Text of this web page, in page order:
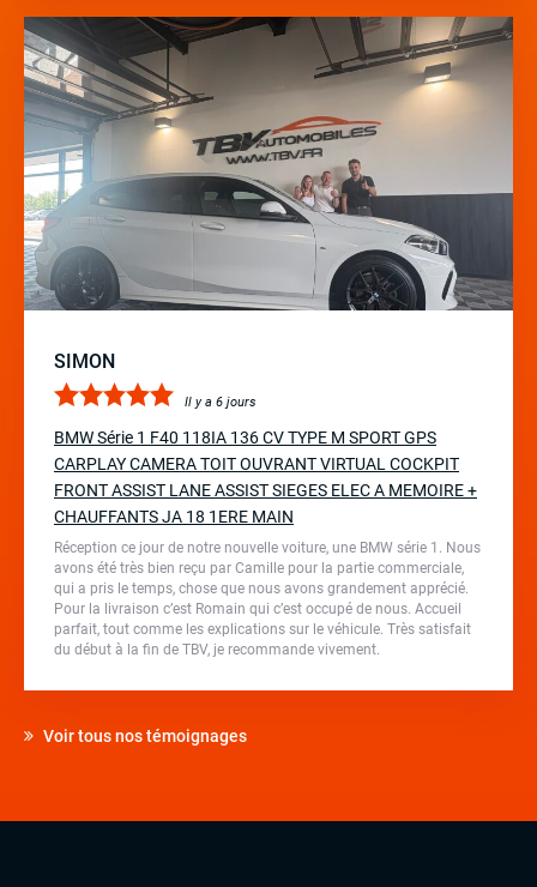
SIMON
Il y a 6 jours
BMW Série 1 F40 118IA 136 CV TYPE M SPORT GPS
CARPLAY CAMERA TOIT OUVRANT VIRTUAL COCKPIT
FRONT ASSIST LANE ASSIST SIEGES ELEC A MEMOIRE +
CHAUFFANTS JA 18 1ERE MAIN
Réception ce jour de notre nouvelle voiture, une BMW série 1. Nous
avons été très bien reçu par Camille pour la partie commerciale,
qui a pris le temps, chose que nous avons grandement apprécié.
Pour la livraison c’est Romain qui c’est occupé de nous. Accueil
parfait, tout comme les explications sur le véhicule. Très satisfait
du début à la fin de TBV, je recommande vivement.
Voir tous nos témoignages